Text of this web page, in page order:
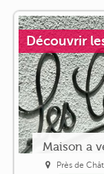
Découvrir
Maison a
Près de